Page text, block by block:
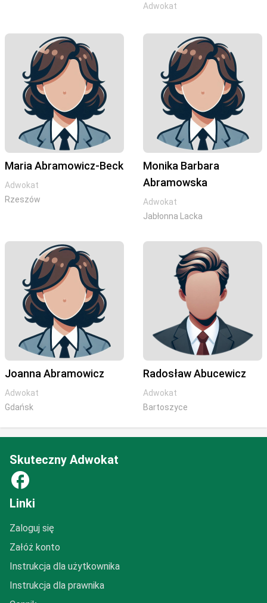
Adwokat
Maria Abramowicz-Beck
Adwokat
Rzeszów
Monika Barbara
Abramowska
Adwokat
Jabłonna Lacka
Joanna Abramowicz
Adwokat
Gdańsk
Radosław Abucewicz
Adwokat
Bartoszyce
Skuteczny Adwokat
facebook
Linki
Zaloguj się
Załóż konto
Instrukcja dla użytkownika
Instrukcja dla prawnika